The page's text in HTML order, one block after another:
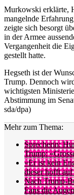
Murkowski erklärte,
mangelnde
zeigte sich besorgt
in der Armee
Vergangenheit die
gestellt hatte.
Hegseth ist der
Trump. Dennoch
wichtigsten
Abstimmung im
sda/dpa)
Mehr zum Thema:
Sprecherin:
Trump:
«Er ist kein
dieser hofft
Nach Trump-
Fans die Augen